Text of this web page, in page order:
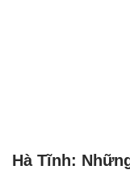
Hà Tĩnh: